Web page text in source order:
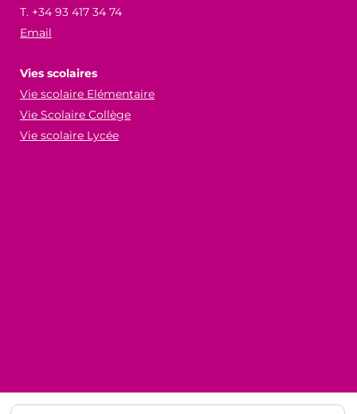
T. +34 93 417 34 74
Email
Vies scolaires
Vie scolaire Elémentaire
Vie Scolaire Collège
Vie scolaire Lycée